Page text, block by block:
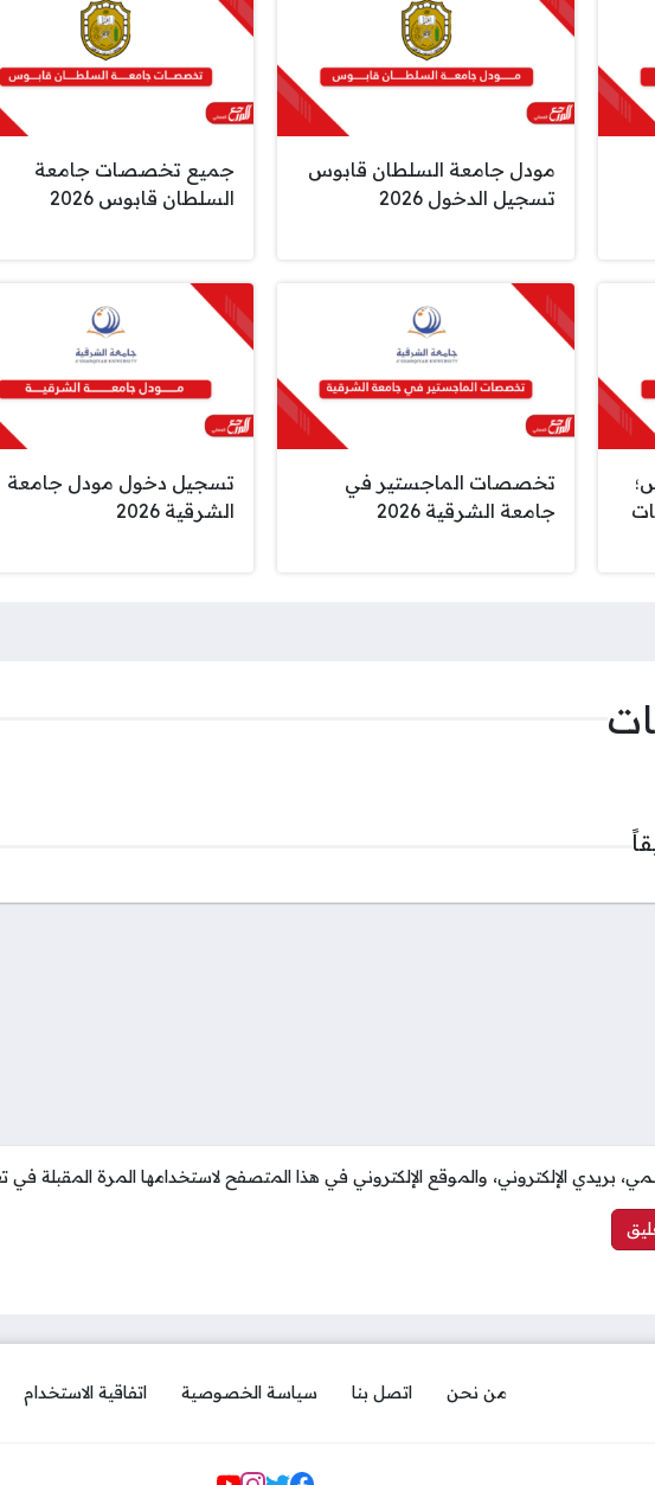
مودل جامعة السلطان قابوس
تسجيل الدخول 2026
جميع تخصصات جامعة
السلطان قابوس 2026
تخصصات الماجستير في
جامعة الشرقية 2026
تسجيل دخول مودل جامعة
الشرقية 2026
بريدي الإلكتروني، والموقع الإلكتروني في هذا المتصفح لاستخدامها المرة المقبلة في
من نحن اتصل بنا سياسة الخصوصية اتفاقية الاستخدام